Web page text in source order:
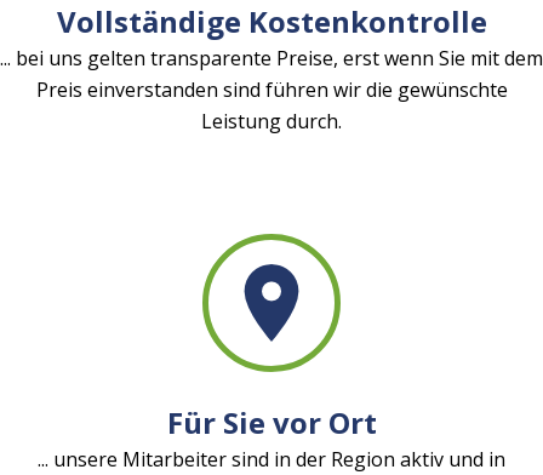
Vollständige Kostenkontrolle
... bei uns gelten transparente Preise, erst wenn Sie mit dem
Preis einverstanden sind führen wir die gewünschte
Leistung durch.
Für Sie vor Ort
... unsere Mitarbeiter sind in der Region aktiv und in